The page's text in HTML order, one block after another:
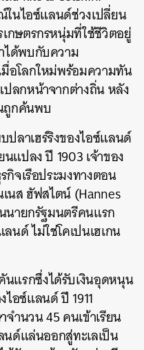
นไอซ์แลนด์ช่วงเปลี่ยน
กษตรกรหนุ่มที่ใช้ชีวิตอยู่
ได้พบกับความ
อโลกใหม่พร้อมความทัน
ลกหน้าจากต่างถิ่น หลัง
ถูกค้นพบ
ปลาเฮร์ริงของไอซ์แลนด์
แปลง ปี 1903 เจ้าของ
กิจเรือประมงทางตอน
นส ฮัฟสไตน์ (Hannes
นายกรัฐมนตรีคนแรก
นด์ ไม่ใช่โคเปนเฮเกน
แรกซึ่งได้รับเงินอุดหนุน
อซ์แลนด์ ปี 1911
ำนวน 45 คนเข้าเรียน
นด์แล่นออกสู่ทะเลเป็น